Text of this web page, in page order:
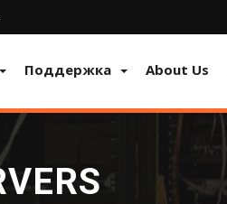
Поддержка About Us